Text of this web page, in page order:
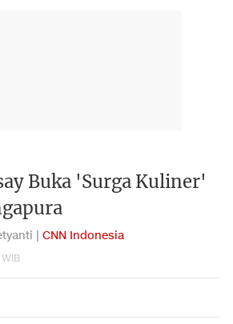
Buka 'Surga Kuliner'
| CNN Indonesia